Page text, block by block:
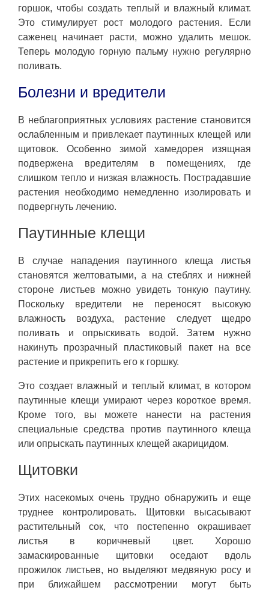
горшок, чтобы создать теплый и влажный климат.
Это стимулирует рост молодого растения. Если
саженец начинает расти, можно удалить мешок.
Теперь молодую горную пальму нужно регулярно
поливать.
Болезни и вредители
В неблагоприятных условиях растение становится
ослабленным и привлекает паутинных клещей или
щитовок. Особенно зимой хамедорея изящная
подвержена вредителям в помещениях, где
слишком тепло и низкая влажность. Пострадавшие
растения необходимо немедленно изолировать и
подвергнуть лечению.
Паутинные клещи
В случае нападения паутинного клеща листья
становятся желтоватыми, а на стеблях и нижней
стороне листьев можно увидеть тонкую паутину.
Поскольку вредители не переносят высокую
влажность воздуха, растение следует щедро
поливать и опрыскивать водой. Затем нужно
накинуть прозрачный пластиковый пакет на все
растение и прикрепить его к горшку.
Это создает влажный и теплый климат, в котором
паутинные клещи умирают через короткое время.
Кроме того, вы можете нанести на растения
специальные средства против паутинного клеща
или опрыскать паутинных клещей акарицидом.
Щитовки
Этих насекомых очень трудно обнаружить и еще
труднее контролировать. Щитовки высасывают
растительный сок, что постепенно окрашивает
листья в коричневый цвет. Хорошо
замаскированные щитовки оседают вдоль
прожилок листьев, но выделяют медвяную росу и
при ближайшем рассмотрении могут быть